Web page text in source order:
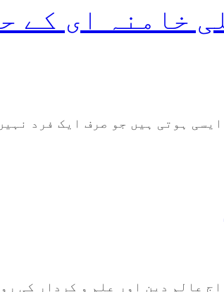
خامنہ ای کے
ہوتی ہیں جو صرف ایک فرد
عالمِ دین اور علم و کردار کی